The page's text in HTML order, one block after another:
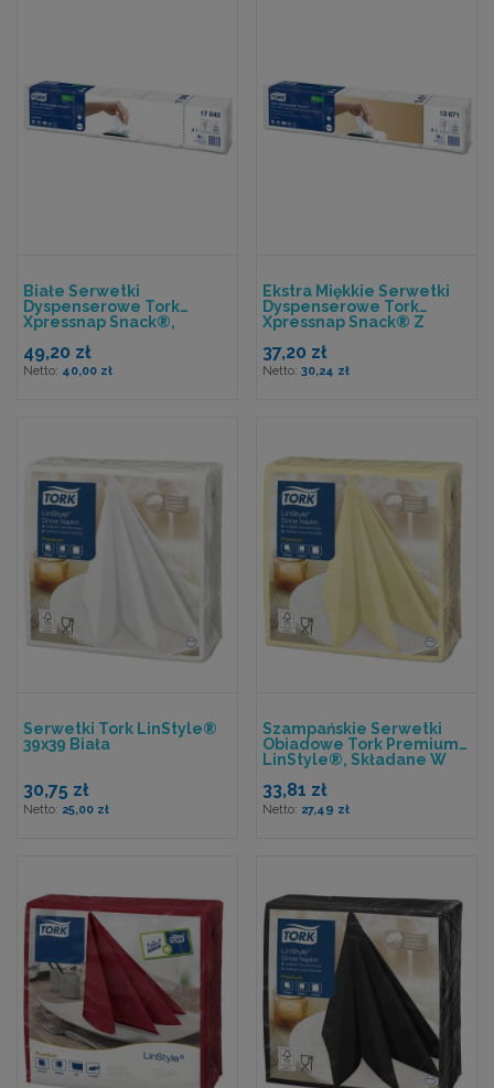
Białe Serwetki
Dyspenserowe Tork
Xpressnap Snack®,
Składane W 1/4
49,20 zł
40,00 zł
Ekstra Miękkie Serwetki
Dyspenserowe Tork
Xpressnap Snack® Z
Dekorem, Składane W
1/4
37,20 zł
30,24 zł
Serwetki Tork LinStyle®
39x39 Biała
30,75 zł
25,00 zł
Szampańskie Serwetki
Obiadowe Tork Premium
LinStyle®, Składane W
33,81 zł
27,49 zł